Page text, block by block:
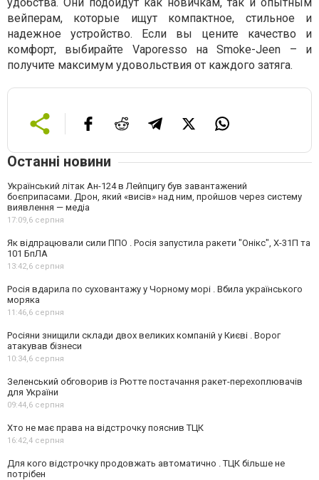
вейперам, которые ищут компактное, стильное и
надежное устройство. Если вы цените качество и
комфорт, выбирайте Vaporesso на Smoke-Jeen – и
получите максимум удовольствия от каждого затяга.
Останні новини
Український літак Ан-124 в Лейпцигу був завантажений
боєприпасами. Дрон, який «висів» над ним, пройшов через систему
виявлення — медіа
17:09,6 серпня
Як відпрацювали сили ППО . Росія запустила ракети "Онікс", Х-31П та
101 БпЛА
13:42,6 серпня
Росія вдарила по суховантажу у Чорному морі . Вбила українського
моряка
11:46,6 серпня
Росіяни знищили склади двох великих компаній у Києві . Ворог
атакував бізнеси
10:34,6 серпня
Зеленський обговорив із Рютте постачання ракет-перехоплювачів
для України
09:44,6 серпня
Хто не має права на відстрочку пояснив ТЦК
16:42,4 серпня
Для кого відстрочку продовжать автоматично . ТЦК більше не
потрібен